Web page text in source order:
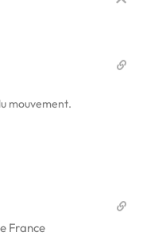
mouvement.
France